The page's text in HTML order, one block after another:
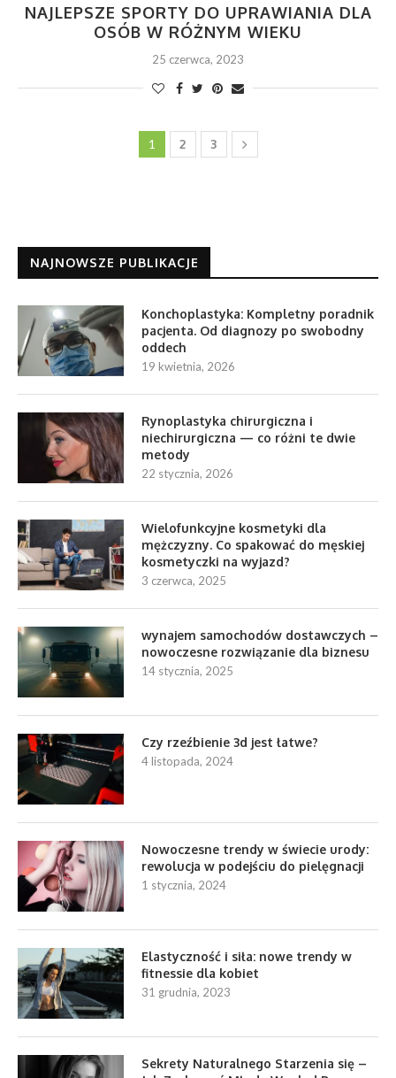
NAJLEPSZE SPORTY DO UPRAWIANIA DLA
OSÓB W RÓŻNYM WIEKU
25 czerwca, 2023
1 2 3
NAJNOWSZE PUBLIKACJE
Konchoplastyka: Kompletny poradnik
pacjenta. Od diagnozy po swobodny
oddech
19 kwietnia, 2026
Rynoplastyka chirurgiczna i
niechirurgiczna — co różni te dwie
metody
22 stycznia, 2026
Wielofunkcyjne kosmetyki dla
mężczyzny. Co spakować do męskiej
kosmetyczki na wyjazd?
3 czerwca, 2025
wynajem samochodów dostawczych –
nowoczesne rozwiązanie dla biznesu
14 stycznia, 2025
Czy rzeźbienie 3d jest łatwe?
4 listopada, 2024
Nowoczesne trendy w świecie urody:
rewolucja w podejściu do pielęgnacji
1 stycznia, 2024
Elastyczność i siła: nowe trendy w
fitnessie dla kobiet
31 grudnia, 2023
Sekrety Naturalnego Starzenia się –